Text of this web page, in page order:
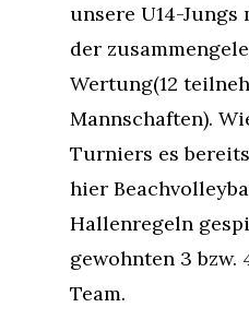
unsere U14-Jungs
der
Wertung(12
Mannschaften).
Turniers es
hier
Hallenregeln
gewohnten 3 bzw.
Team.